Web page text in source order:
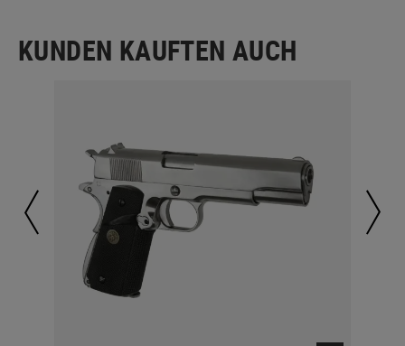
KUNDEN KAUFTEN AUCH